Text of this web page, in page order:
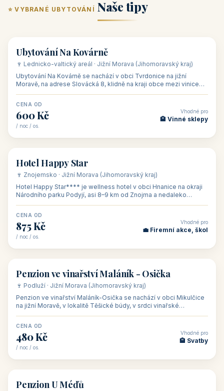
⭐ VYBRANÉ UBYTOVÁNÍ Naše tipy
🏡 penzion
Ubytování Na Kovárně
🍷 Lednicko-valtický areál · Jižní Morava (Jihomoravský kraj)
Ubytování Na Kovárně se nachází v obci Tvrdonice na jižní
Moravě, na adrese Slovácká 8, klidně na kraji obce mezi vinicemi,
CENA OD
600 Kč
/ noc / os.
Vhodné pro
🏨 Vinné sklepy
🏨 hotel
Hotel Happy Star
🍷 Znojemsko · Jižní Morava (Jihomoravský kraj)
Hotel Happy Star**** je wellness hotel v obci Hnanice na okraji
Národního parku Podyjí, asi 8–9 km od Znojma a nedaleko
CENA OD
875 Kč
/ noc / os.
Vhodné pro
💼 Firemní akce, škol
🏡 penzion
Penzion ve vinařství Maláník - Osička
🍷 Podluží · Jižní Morava (Jihomoravský kraj)
Penzion ve vinařství Maláník-Osička se nachází v obci Mikulčice
na jižní Moravě, v lokalitě Těšické búdy, v srdci vinařské
CENA OD
480 Kč
/ noc / os.
Vhodné pro
🏨 Svatby
🏡 penzion
Penzion U Méďů